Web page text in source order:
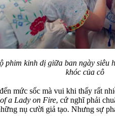
phim kinh dị giữa ban ngày siêu
khóc của cô
mức sốc mà vui khi thấy rất
a Lady on Fire, cứ nghĩ phải
nụ cười giả tạo. Nhưng sự